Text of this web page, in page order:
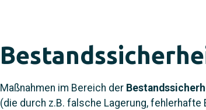
Maßnahmen im Bereich der
(die durch z.B. falsche Lagerung, fehlerhafte